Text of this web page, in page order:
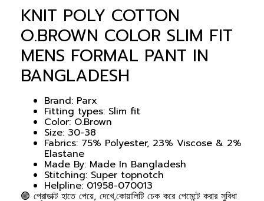
KNIT POLY COTTON
O.BROWN COLOR SLIM FIT
MENS FORMAL PANT IN
BANGLADESH
Brand: Parx
Fitting types: Slim fit
Color: O.Brown
Size: 30-38
Fabrics: 75% Polyester, 23% Viscose & 2%
Elastane
Made By: Made In Bangladesh
Stitching: Super topnotch
Helpline: 01958-070013
🟢 প্রোডাক্ট হাতে পেয়ে, দেখে,কোয়ালিটি চেক করে পেমেন্টে করার সুবিধা